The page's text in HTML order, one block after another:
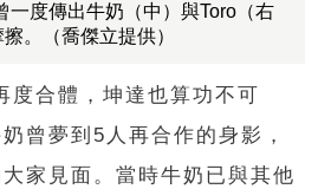
一度傳出牛奶（中）與Toro（右
。（喬傑立提供）
度合體，坤達也算功不可
曾夢到5人再合作的身影，
家見面。當時牛奶已與其他